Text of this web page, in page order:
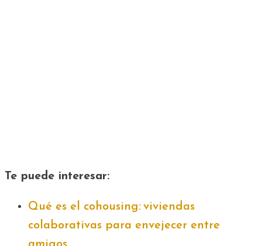
Te puede interesar:
Qué es el cohousing: viviendas
colaborativas para envejecer entre